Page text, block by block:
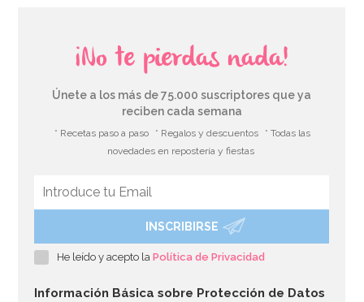
Tenedor para Enfriar Panettones y Colombas 50 cm
¡No te pierdas nada!
Únete a los más de 75.000 suscriptores que ya
reciben cada semana
* Recetas paso a paso * Regalos y descuentos
* Todas las
novedades en repostería y fiestas
INSCRIBIRSE
He leído y acepto laPolítica de Privacidad
Información Básica sobre Protección de Datos